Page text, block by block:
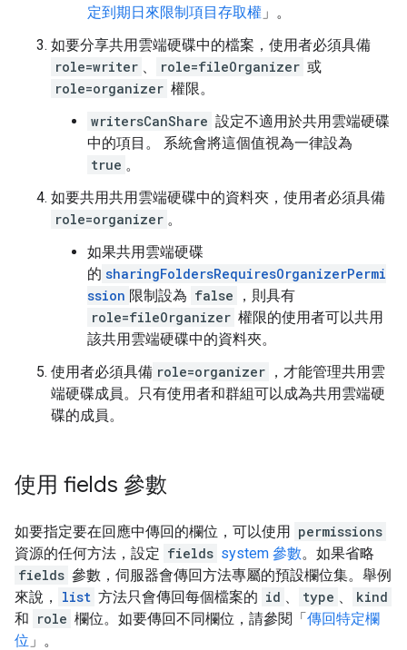
定到期日來限制項目存取權 」。
如要分享共用雲端硬碟中的檔案，使用者必須具備
role=writer 、 role=fileOrganizer 或
role=organizer 權限。
writersCanShare 設定不適用於共用雲端硬碟
中的項目。 系統會將這個值視為一律設為
true 。
如要共用共用雲端硬碟中的資料夾，使用者必須具備
role=organizer 。
如果共用雲端硬碟
的 sharingFoldersRequiresOrganizerPermi
ssion 限制設為 false
，則具有
role=fileOrganizer 權限的使用者可以共用
該共用雲端硬碟中的資料夾。
使用者必須具備 role=organizer ，才能管理共用雲
端硬碟成員。只有使用者和群組可以成為共用雲端硬
碟的成員。
使用 fields 參數
如要指定要在回應中傳回的欄位，可以使用 permissions
資源的任何方法，設定 fields system 參數。如果省略
fields 參數，伺服器會傳回方法專屬的預設欄位集。舉例
來說，
list 方法只會傳回每個檔案的 id 、 type 、
kind
和 role 欄位。如要傳回不同欄位，請參閱「傳回特定欄
位 」。